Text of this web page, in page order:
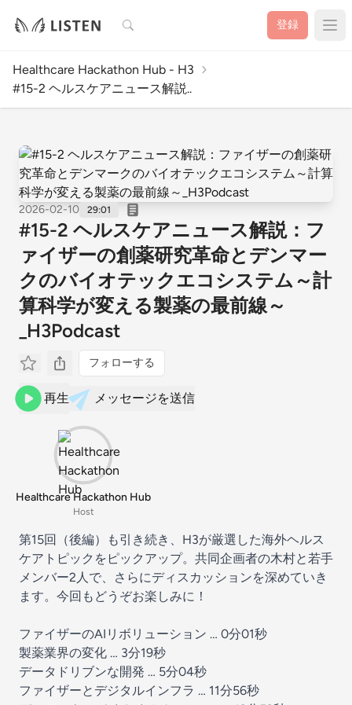
検索 登録
Healthcare Hackathon Hub - H3
#15-2 ヘルスケアニュース解説..
2026-02-10 29:01
#15-2 ヘルスケアニュース解説：フ
ァイザーの創薬研究革命とデンマー
クのバイオテックエコシステム～計
算科学が変える製薬の最前線～
_H3Podcast
フォローする
再生 メッセージを送信
Healthcare Hackathon Hub
Host
第15回（後編）も引き続き、H3が厳選した海外ヘルス
ケアトピックをピックアップ。共同企画者の木村と若手
メンバー2人で、さらにディスカッションを深めていき
ます。今回もどうぞお楽しみに！
ファイザーのAIリボリューション … 0分01秒
製薬業界の変化 … 3分19秒
データドリブンな開発 … 5分04秒
ファイザーとデジタルインフラ … 11分56秒